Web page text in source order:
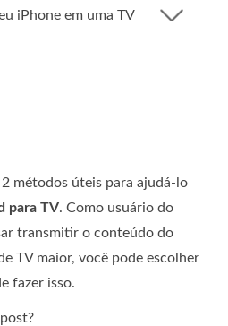
iPhone em uma TV
métodos úteis para ajudá-lo
para TV. Como usuário do
transmitir o conteúdo do
TV maior, você pode escolher
fazer isso.